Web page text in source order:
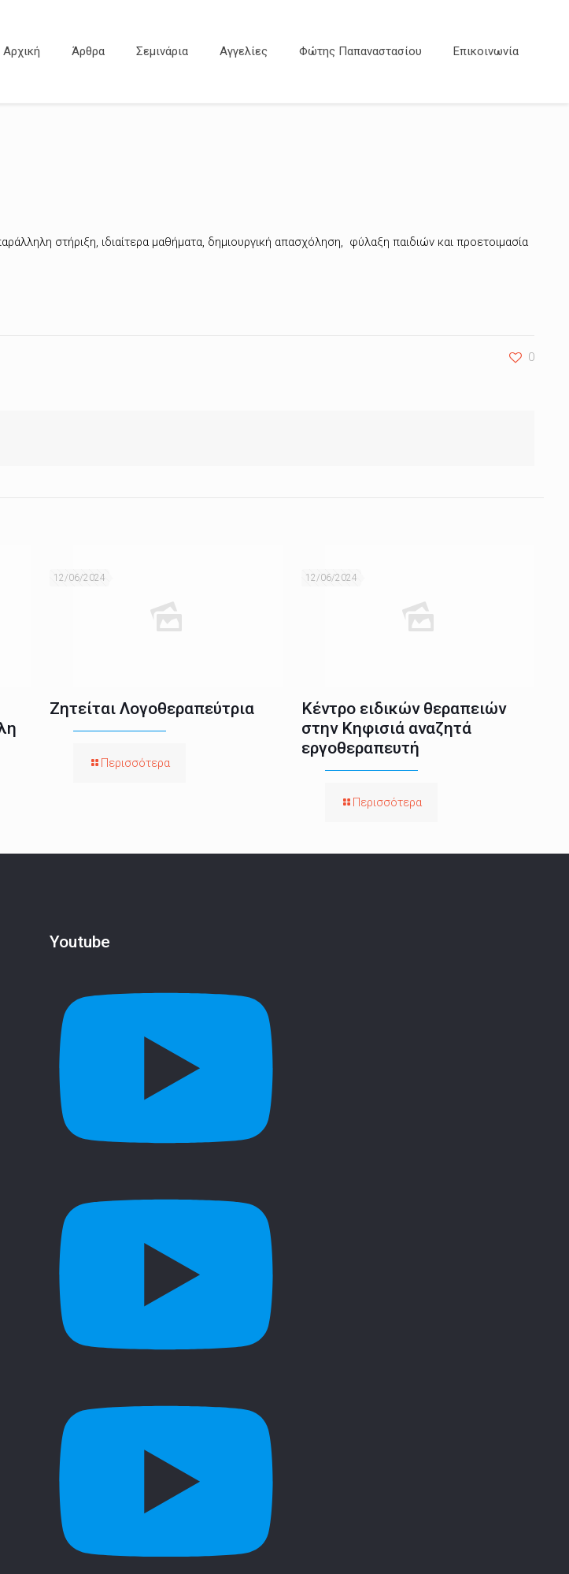
Αρχική Άρθρα Σεμινάρια Αγγελίες Φώτης Παπαναστασίου Επικοινωνία
στήριξη, ιδιαίτερα μαθήματα, δημιουργική απασχόληση, φύλαξη παιδιών και προετοιμασία
0
12/06/2024
Ζητείται Λογοθεραπεύτρια
Περισσότερα
12/06/2024
Κέντρο ειδικών θεραπειών
στην Κηφισιά αναζητά
εργοθεραπευτή
Περισσότερα
Youtube